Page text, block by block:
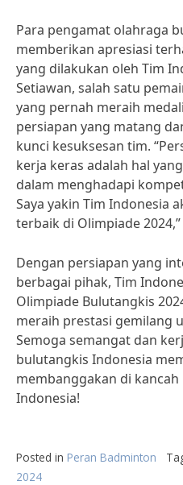
Para pengamat olahraga
memberikan apresiasi
yang dilakukan oleh Tim
Setiawan, salah satu
yang pernah meraih
persiapan yang matang
kunci kesuksesan tim.
kerja keras adalah hal
dalam menghadapi
Saya yakin Tim Indonesia
terbaik di Olimpiade
Dengan persiapan yang
berbagai pihak, Tim
Olimpiade Bulutangkis
meraih prestasi gemilang
Semoga semangat dan
bulutangkis Indonesia
membanggakan di
Indonesia!
Posted in Peran Badminton
2024